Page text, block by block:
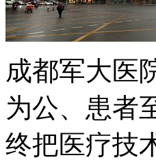
成都军大医
为公、患者
终把医疗技